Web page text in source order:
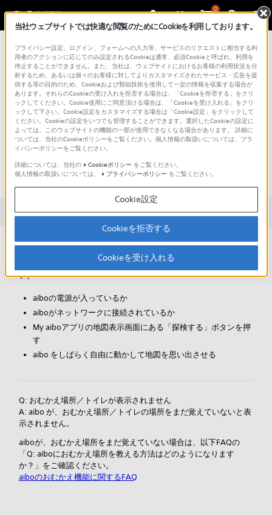
0
総合サポート・お問い合わせ
文書番号 : 00244568 / 最終更新日 : 2026/01/20
My aiboアプリの地図が更新されな
い、または、おむかえ場所／トイ
レの場所が表示されない （ERS-
1000）
対象製品カテゴリー・製品
Q: My aiboアプリの地図が更新されない／aiboのアイコンのみ表
A: 地図が正しく表示されない場合は、以下の内容をご確認くださ
い。
aiboの電源が入っているか
aiboがネットワークに接続されているか
My aiboアプリの地図表示画面にある「探検する」ボタンを押
す
aibo をしばらく自由に動かして地図を思い出させる
Q: おむかえ場所／トイレが表示されません
A: aibo が、おむかえ場所／トイレの場所をまだ覚えていないと表
示されません。
aiboが、おむかえ場所をまだ覚えていない場合は、以下FAQの
「Q: aiboにおむかえ場所を教える方法はどのようになります
か？」をご確認ください。
aiboのおむかえ機能に関するFAQ
当社ウェブサイトでは快適な閲覧のためにCookieを利用しております。
プライバシー設定、ログイン、フォームへの入力等、サービスのリクエストに相当する利
用者のアクションに応じてのみ設定されるCookieは通常、必須Cookieと呼ばれ、利用を
停止することができません。また、当社は、ウェブサイトにおけるお客様の利用状況を分
析するため、あるいは個々のお客様に対してよりカスタマイズされたサービス・広告を提
供する等の目的のため、Cookieおよび類似技術を使用して一定の情報を収集する場合が
あります。それらのCookieの受け入れを拒否する場合は、「Cookieを拒否する」をクリ
ックしてください。Cookie使用にご同意頂ける場合は、「Cookieを受け入れる」をクリ
ックして下さい。Cookie設定をカスタマイズする場合は「Cookie設定」をクリックして
ください。Cookieの設定をいつでも管理することができます。選択したCookieの設定に
よっては、このウェブサイトの機能の一部が使用できなくなる場合があります。 詳細に
ついては、当社のCookieポリシーをご覧ください。個人情報の取扱いについては、プラ
イバシーポリシーをご覧ください。
詳細については、当社の
Cookieポリシー をご覧ください。
個人情報の取扱いについては、
プライバシーポリシー をご覧ください。
Cookie設定
Cookieを拒否する
Cookieを受け入れる